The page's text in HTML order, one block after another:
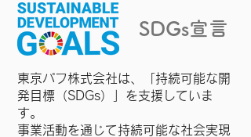
SDGs宣言
東京パフ株式会社は、「持続可能な開
発目標（SDGs）」を支援していま
す。
​事業活動を通じて持続可能な社会実現